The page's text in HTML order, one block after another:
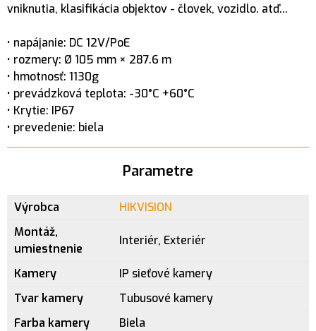
vniknutia, klasifikácia objektov - človek, vozidlo. atď...
• napájanie: DC 12V/PoE
• rozmery: Ø 105 mm × 287.6 m
• hmotnosť: 1130g
• prevádzková teplota: -30°C +60°C
• Krytie: IP67
• prevedenie: biela
Parametre
Výrobca
HIKVISION
Montáž,
umiestnenie
Interiér, Exteriér
Kamery
IP sieťové kamery
Tvar kamery
Tubusové kamery
Farba kamery
Biela